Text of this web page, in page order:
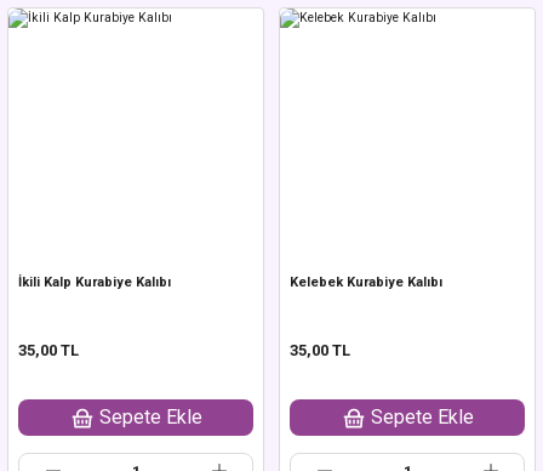
İkili Kalp Kurabiye Kalıbı
35,00 TL
Sepete Ekle
Kelebek Kurabiye Kalıbı
35,00 TL
Sepete Ekle